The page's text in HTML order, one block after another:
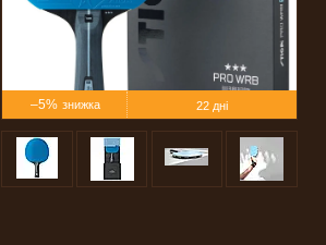
–5% 22 дні